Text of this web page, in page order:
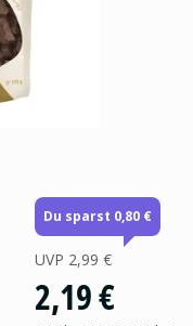
Du sparst 0,80 €
UVP 2,99 €
2,19 €